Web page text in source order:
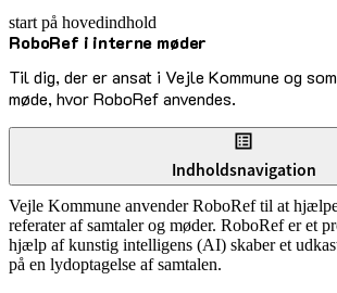
start på hovedindhold
RoboRef i interne møder
Til dig, der er ansat i Vejle Kommune og
møde, hvor RoboRef anvendes.
senest opdateret 11. juni 2026
Indholdsnavigation
Vejle Kommune anvender RoboRef til at
referater af samtaler og møder. RoboRef er et
hjælp af kunstig intelligens (AI) skaber et
på en lydoptagelse af samtalen.